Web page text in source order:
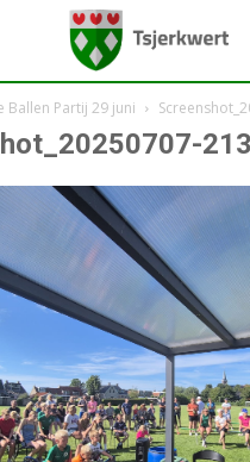
Ballen Partij 29 juni